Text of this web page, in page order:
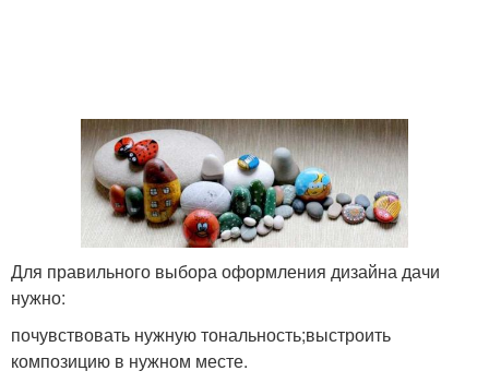
Для правильного выбора оформления дизайна дачи
нужно:
почувствовать нужную тональность;выстроить
композицию в нужном месте.